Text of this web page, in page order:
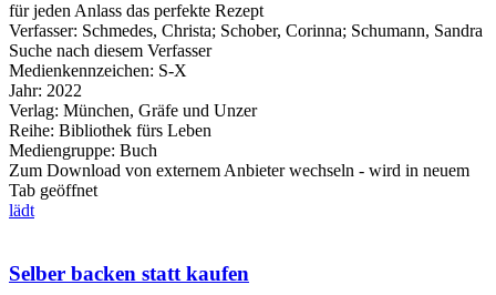
für jeden Anlass das perfekte Rezept
Verfasser: Schmedes, Christa; Schober, Corinna; Schumann, Sandra
Suche nach diesem Verfasser
Medienkennzeichen: S-X
Jahr: 2022
Verlag: München, Gräfe und Unzer
Reihe: Bibliothek fürs Leben
Mediengruppe: Buch
Zum Download von externem Anbieter wechseln - wird in neuem
Tab geöffnet
lädt
Selber backen statt kaufen